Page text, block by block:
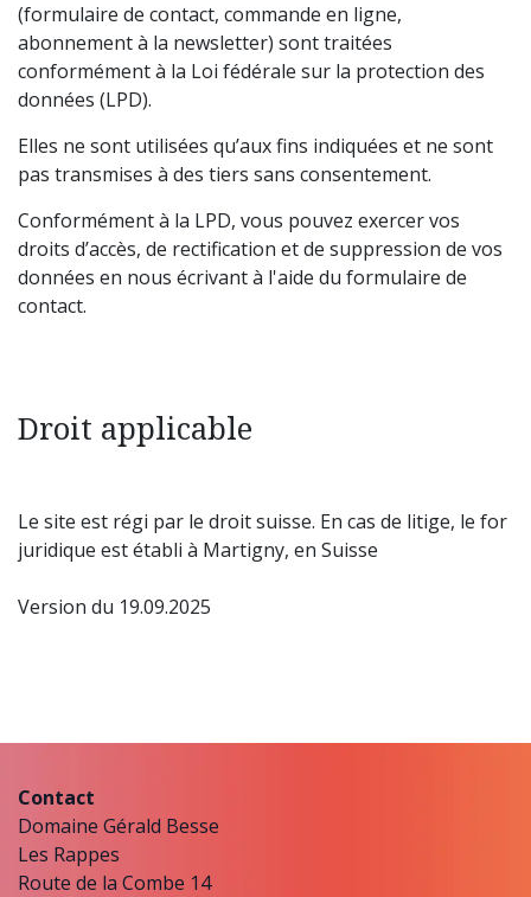
(formulaire de contact, commande en ligne,
abonnement à la newsletter) sont traitées
conformément à la Loi fédérale sur la protection des
données (LPD).
Elles ne sont utilisées qu’aux fins indiquées et ne sont
pas transmises à des tiers sans consentement.
Conformément à la LPD, vous pouvez exercer vos
droits d’accès, de rectification et de suppression de vos
données en nous écrivant à l'aide du formulaire de
contact.
Droit applicable
Le site est régi par le droit suisse. En cas de litige, le for
juridique est établi à Martigny, en Suisse
Version du 19.09.2025
Contact
Domaine Gérald Besse
Les Rappes
Route de la Combe 14